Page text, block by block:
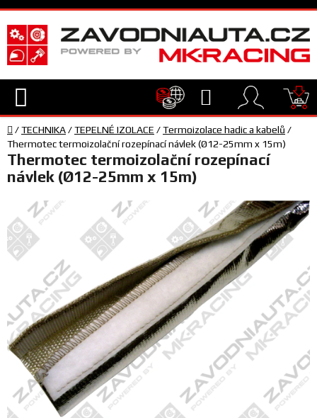
Přejít
na
obsah
Hledat
TECHNIKA
VYBAVENÍ
JEZDEC
TÝM
SERVIS
FANOUŠCI
Profil
firmy
Domů
/TECHNIKA/TEPELNÉ IZOLACE /Termoizolace hadic a kabelů /
Thermotec termoizolační rozepínací návlek (Ø12-25mm x 15m)
Thermotec termoizolační rozepínací
návlek (Ø12-25mm x 15m)